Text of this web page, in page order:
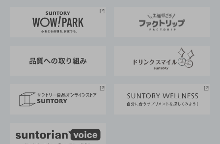
地域情報
サントリーサンバーズ大阪
サントリーが考えるサステナビリティ経営
企業概要
採用情報